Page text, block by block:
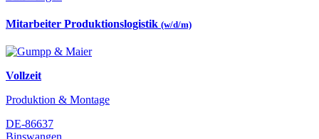
Mitarbeiter Produktionslogistik (w/d/m)
Vollzeit
Produktion & Montage
DE-86637